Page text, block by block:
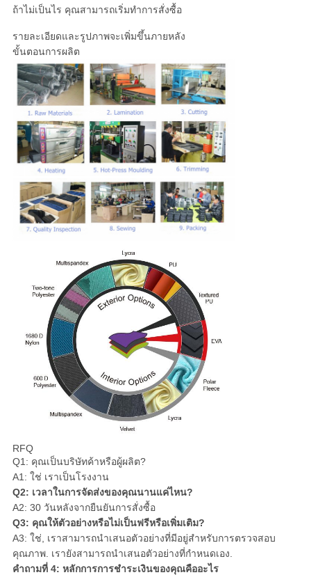
ถ้าไม่เป็นไร คุณสามารถเริ่มทําการสั่งซื้อ
รายละเอียดและรูปภาพจะเพิ่มขึ้นภายหลัง
ขั้นตอนการผลิต
RFQ
Q1: คุณเป็นบริษัทค้าหรือผู้ผลิต?
A1: ใช่ เราเป็นโรงงาน
Q2: เวลาในการจัดส่งของคุณนานแค่ไหน?
A2: 30 วันหลังจากยืนยันการสั่งซื้อ
Q3: คุณให้ตัวอย่างหรือไม่เป็นฟรีหรือเพิ่มเติม?
A3: ใช่, เราสามารถนําเสนอตัวอย่างที่มีอยู่สําหรับการตรวจสอบ
คุณภาพ. เรายังสามารถนําเสนอตัวอย่างที่กําหนดเอง.
คําถามที่ 4: หลักการการชําระเงินของคุณคืออะไร